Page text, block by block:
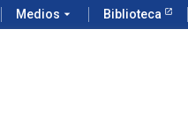
Medios arrow_drop_down Biblioteca